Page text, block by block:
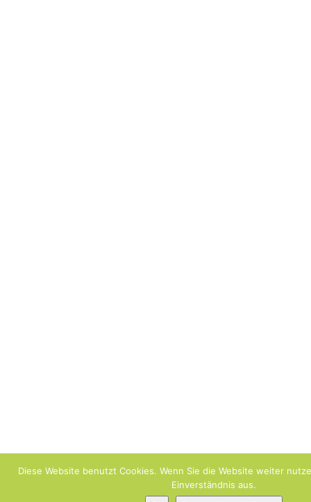
Diese Website benutzt Cookies. Wenn Sie die Website weiter
Einverständnis aus.